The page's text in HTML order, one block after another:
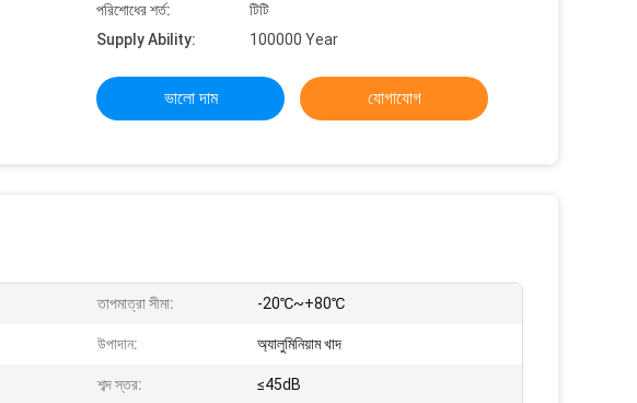
পরিশোধের শর্ত:
টিটি
Supply Ability:
100000 Year
ভালো দাম যোগাযোগ
তাপমাত্রা সীমা: -20℃~+80℃
উপাদান: অ্যালুমিনিয়াম খাদ
শব্দ স্তর: ≤45dB